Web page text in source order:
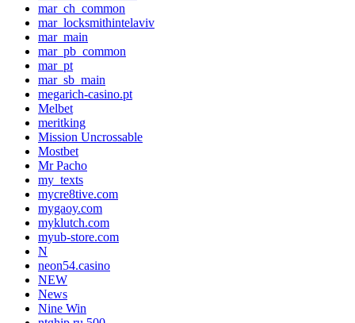
mar_ch_common
mar_locksmithintelaviv
mar_main
mar_pb_common
mar_pt
mar_sb_main
megarich-casino.pt
Melbet
meritking
Mission Uncrossable
Mostbet
Mr Pacho
my_texts
mycre8tive.com
mygaoy.com
myklutch.com
myub-store.com
N
neon54.casino
NEW
News
Nine Win